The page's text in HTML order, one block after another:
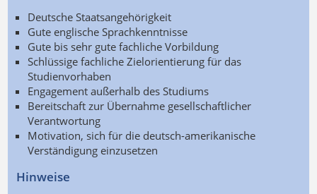
Deutsche Staatsangehörigkeit
Gute englische Sprachkenntnisse
Gute bis sehr gute fachliche Vorbildung
Schlüssige fachliche Zielorientierung für das
Studienvorhaben
Engagement außerhalb des Studiums
Bereitschaft zur Übernahme gesellschaftlicher
Verantwortung
Motivation, sich für die deutsch-amerikanische
Verständigung einzusetzen
Hinweise